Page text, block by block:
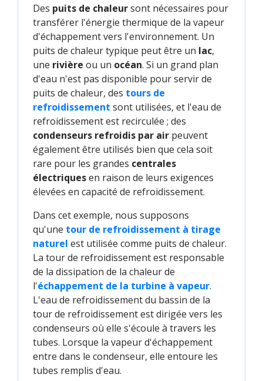
Des puits de chaleursont nécessaires pour
transférer l'énergie thermique de la vapeur
d'échappement vers l'environnement. Un
puits de chaleur typique peut être un lac,
une rivière ou un océan. Si un grand plan
d'eau n'est pas disponible pour servir de
puits de chaleur, des tours de
refroidissement sont utilisées, et l'eau de
refroidissement est recirculée ; des
condenseurs refroidis par air peuvent
également être utilisés bien que cela soit
rare pour les grandes centrales
électriquesen raison de leurs exigences
élevées en capacité de refroidissement.
Dans cet exemple, nous supposons
qu'une tour de refroidissement à tirage
naturel est utilisée comme puits de chaleur.
La tour de refroidissement est responsable
de la dissipation de la chaleur de
l'échappement de la turbine à vapeur.
L'eau de refroidissement du bassin de la
tour de refroidissement est dirigée vers les
condenseurs où elle s'écoule à travers les
tubes. Lorsque la vapeur d'échappement
entre dans le condenseur, elle entoure les
tubes remplis d'eau.